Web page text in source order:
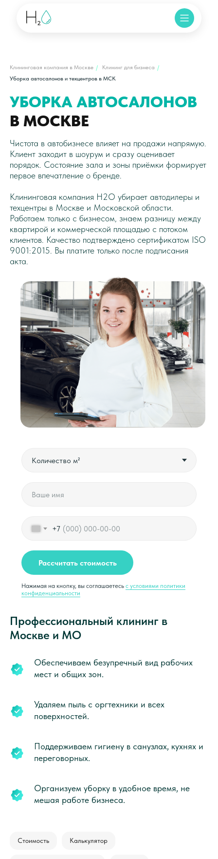
Клининговая компания в Москве / Клининг для бизнеса /
Уборка автосалонов и техцентров в МСК
УБОРКА АВТОСАЛОНОВ
В МОСКВЕ
Чистота в автобизнесе влияет на продажи напрямую.
Клиент заходит в шоурум и сразу оценивает
порядок. Состояние зала и зоны приёмки формирует
первое впечатление о бренде.
Клининговая компания H2O убирает автодилеры и
техцентры в Москве и Московской области.
Работаем только с бизнесом, знаем разницу между
квартирой и коммерческой площадью с потоком
клиентов. Качество подтверждено сертификатом ISO
9001:2015. Вы платите только после подписания
акта.
+7
Рассчитать стоимость
Нажимая на кнопку, вы соглашаетесь с условиями политики
конфиденциальности
Профессиональный клининг в
Москве и МО
Обеспечиваем безупречный вид рабочих
мест и общих зон.
Удаляем пыль с оргтехники и всех
поверхностей.
Поддерживаем гигиену в санузлах, кухнях и
переговорных.
Организуем уборку в удобное время, не
мешая работе бизнеса.
Стоимость Калькулятор